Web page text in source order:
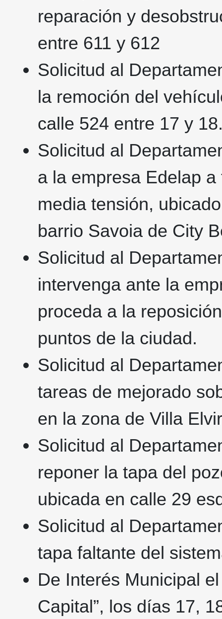
reparación y
entre 611 y 612
Solicitud al
la remoción del
calle 524 entre 17 y
Solicitud al
a la empresa Edelap
media tensión,
barrio Savoia de City
Solicitud al
intervenga ante la
proceda a la
puntos de la ciudad.
Solicitud al
tareas de mejorado
en la zona de Villa
Solicitud al
reponer la tapa del
ubicada en calle 29
Solicitud al
tapa faltante del
De Interés Municipal
Capital”, los días 17,